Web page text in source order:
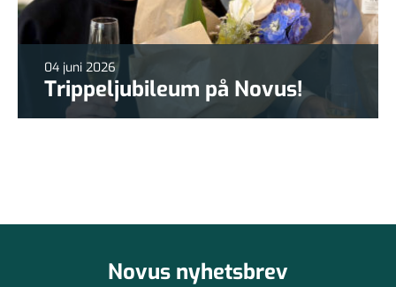
04 juni 2026
Trippeljubileum på Novus!
Novus nyhetsbrev